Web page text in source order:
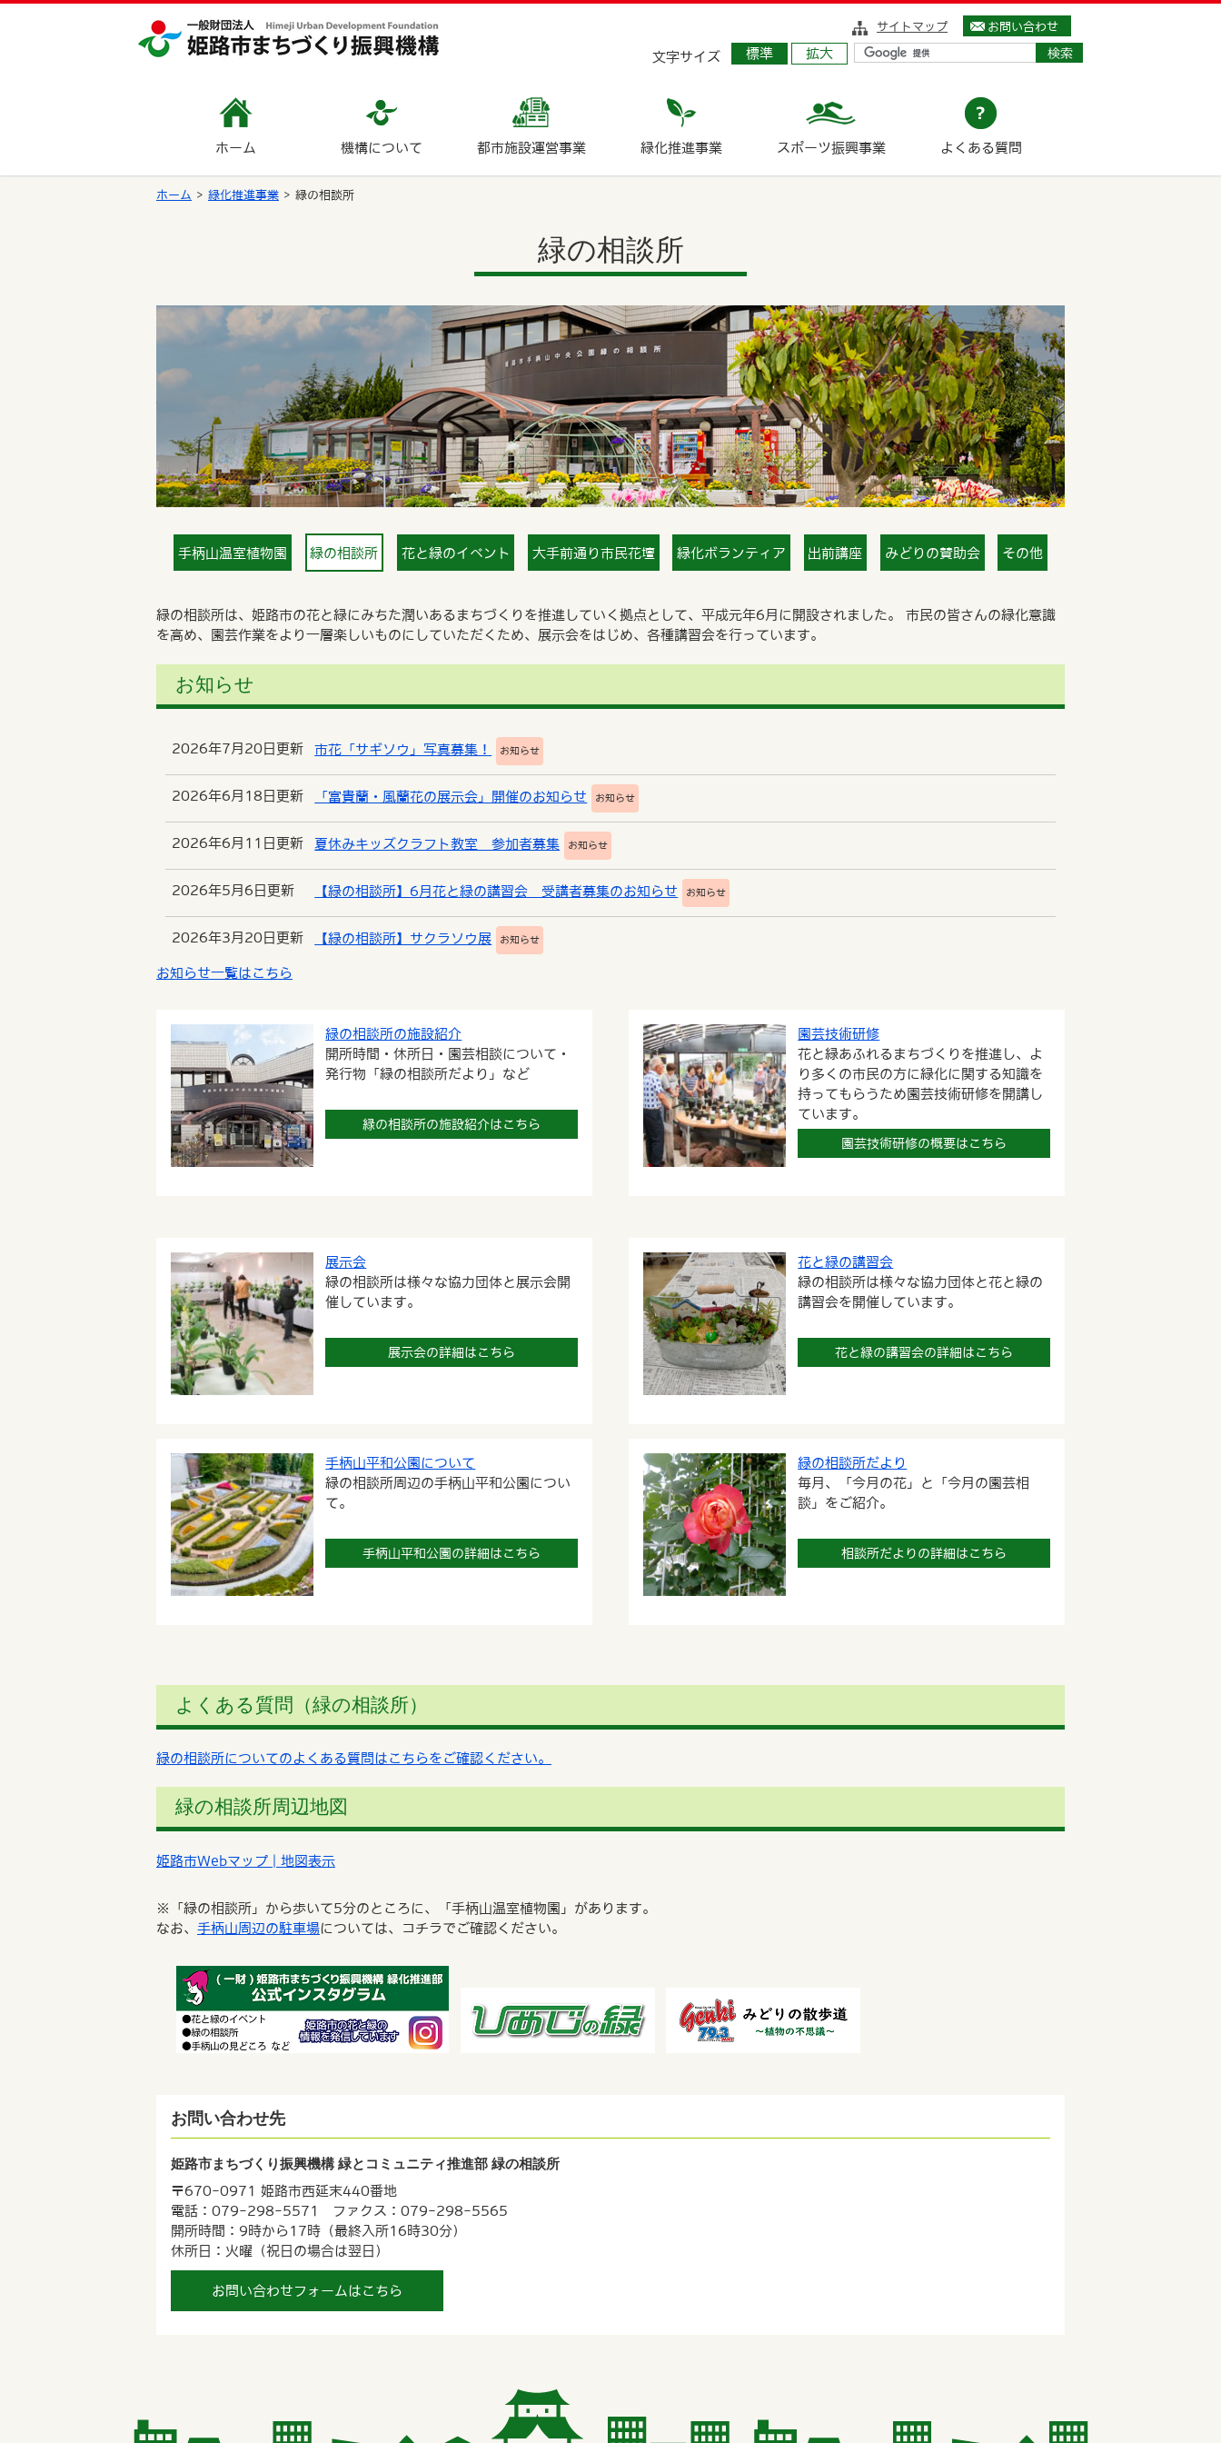
サイトマップ お問い合わせ
文字サイズ 標準 拡大
ホーム 機構について 都市施設運営事業 緑化推進事業 スポーツ振興事業 よくある質問
ホーム 緑化推進事業 緑の相談所
緑の相談所
手柄山温室植物園 緑の相談所 花と緑のイベント 大手前通り市民花壇 緑化ボランティア 出前講座 みどりの賛助会 その他
緑の相談所は、姫路市の花と緑にみちた潤いあるまちづくりを推進していく拠点として、平成元年6月に開設されました。 市民の皆さんの緑化意識
を高め、園芸作業をより一層楽しいものにしていただくため、展示会をはじめ、各種講習会を行っています。
お知らせ
2026年7月20日更新 市花「サギソウ」写真募集！ お知らせ
2026年6月18日更新 「富貴蘭・風蘭花の展示会」開催のお知らせ お知らせ
2026年6月11日更新 夏休みキッズクラフト教室 参加者募集 お知らせ
2026年5月6日更新 【緑の相談所】6月花と緑の講習会 受講者募集のお知らせ お知らせ
2026年3月20日更新 【緑の相談所】サクラソウ展 お知らせ
お知らせ一覧はこちら
緑の相談所の施設紹介
開所時間・休所日・園芸相談について・
発行物「緑の相談所だより」など
緑の相談所の施設紹介はこちら
園芸技術研修
花と緑あふれるまちづくりを推進し、よ
り多くの市民の方に緑化に関する知識を
持ってもらうため園芸技術研修を開講し
ています。
園芸技術研修の概要はこちら
展示会
緑の相談所は様々な協力団体と展示会開
催しています。
展示会の詳細はこちら
花と緑の講習会
緑の相談所は様々な協力団体と花と緑の
講習会を開催しています。
花と緑の講習会の詳細はこちら
手柄山平和公園について
緑の相談所周辺の手柄山平和公園につい
て。
手柄山平和公園の詳細はこちら
緑の相談所だより
毎月、「今月の花」と「今月の園芸相
談」をご紹介。
相談所だよりの詳細はこちら
よくある質問（緑の相談所）
緑の相談所についてのよくある質問はこちらをご確認ください。
緑の相談所周辺地図
姫路市Webマップ | 地図表示
※「緑の相談所」から歩いて5分のところに、「手柄山温室植物園」があります。
なお、 手柄山周辺の駐車場については、コチラでご確認ください。
お問い合わせ先
姫路市まちづくり振興機構 緑とコミュニティ推進部 緑の相談所
〒670-0971 姫路市西延末440番地
電話：079-298-5571 ファクス：079-298-5565
開所時間：9時から17時（最終入所16時30分）
休所日：火曜（祝日の場合は翌日）
お問い合わせフォームはこちら